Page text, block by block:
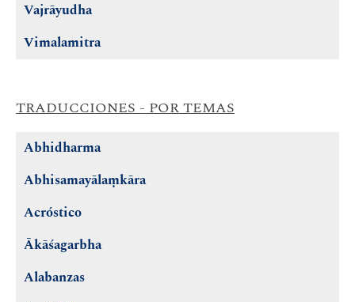
Vajrāyudha
Vimalamitra
TRADUCCIONES - POR TEMAS
Abhidharma
Abhisamayālaṃkāra
Acróstico
Ākāśagarbha
Alabanzas